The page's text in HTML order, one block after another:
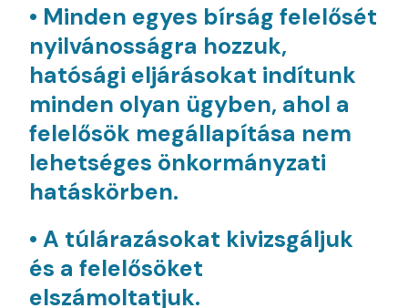
• Minden egyes bírság felelősét
nyilvánosságra hozzuk,
hatósági eljárásokat indítunk
minden olyan ügyben, ahol a
felelősök megállapítása nem
lehetséges önkormányzati
hatáskörben.
• A túlárazásokat kivizsgáljuk
és a felelősöket
elszámoltatjuk.